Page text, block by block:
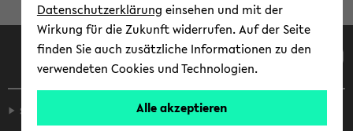
Service
Datenschutzerklärung einsehen und mit der
Wirkung für die Zukunft widerrufen. Auf der Seite
finden Sie auch zusätzliche Informationen zu den
verwendeten Cookies und Technologien.
Alle akzeptieren